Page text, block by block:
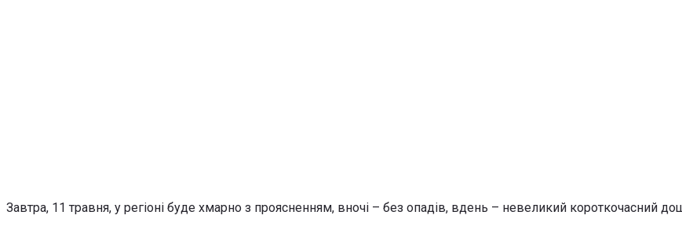
Завтра, 11 травня, у регіоні буде хмарно з проясненням, вночі – без опадів, вдень – невеликий короткочасний